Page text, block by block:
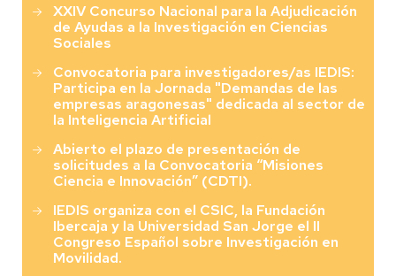
XXIV Concurso Nacional para la Adjudicación
de Ayudas a la Investigación en Ciencias
Sociales
Convocatoria para investigadores/as IEDIS:
Participa en la Jornada "Demandas de las
empresas aragonesas" dedicada al sector de
la Inteligencia Artificial
Abierto el plazo de presentación de
solicitudes a la Convocatoria “Misiones
Ciencia e Innovación” (CDTI).
IEDIS organiza con el CSIC, la Fundación
Ibercaja y la Universidad San Jorge el II
Congreso Español sobre Investigación en
Movilidad.